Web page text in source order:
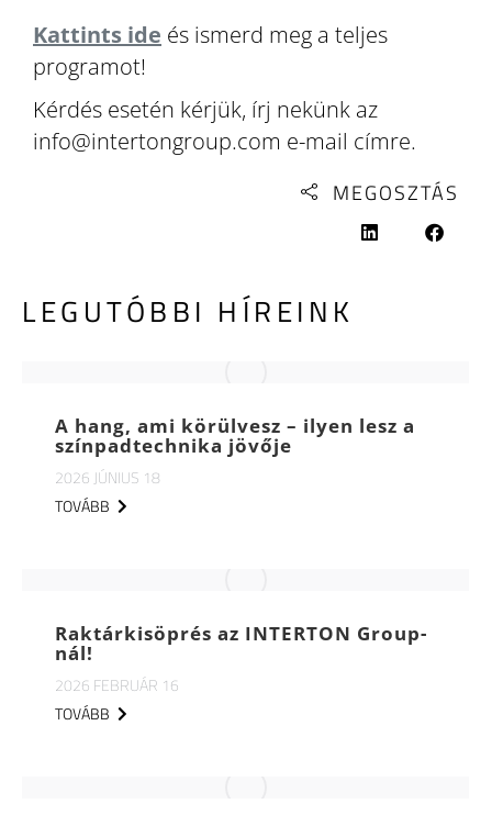
Kattints ide és ismerd meg a teljes
programot!
Kérdés esetén kérjük, írj nekünk az
info@intertongroup.com e-mail címre.
MEGOSZTÁS
LEGUTÓBBI HÍREINK
A hang, ami körülvesz – ilyen lesz a
színpadtechnika jövője
2026 JÚNIUS 18
TOVÁBB
Raktárkisöprés az INTERTON Group-
nál!
2026 FEBRUÁR 16
TOVÁBB